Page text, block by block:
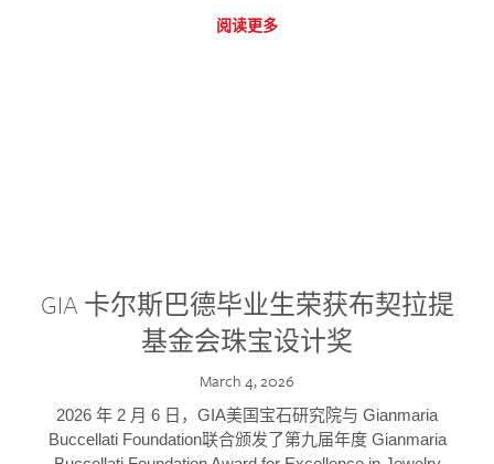
阅读更多
GIA 卡尔斯巴德毕业生荣获布契拉提
基金会珠宝设计奖
March 4, 2026
2026 年 2 月 6 日，GIA美国宝石研究院与 Gianmaria
Buccellati Foundation联合颁发了第九届年度 Gianmaria